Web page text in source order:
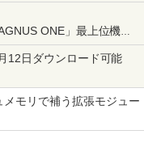
倍】【マウス＋キ
OptiPlex 3060 SFF
Pro メモリ8GB
512GB USB無線LAN
付き DVD HD
性能ビジネス デスク
古 パソコン モニタセ
カット モニター ディ
MGM25IC04-F240
ONE」最上位機の
12日ダウンロード可能
モリで補う拡張モジュー